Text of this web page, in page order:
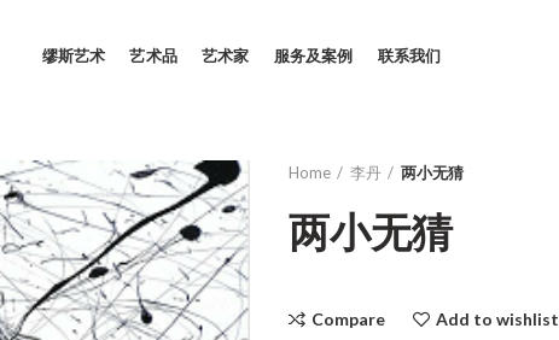
缪斯艺术 艺术品 艺术家 服务及案例 联系我们
Home 李丹 两小无猜
两小无猜
Compare
Add to wishlist